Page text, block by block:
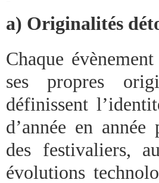
a) Originalités
Chaque
ses propres
définissent
d’année en
des festivaliers,
évolutions